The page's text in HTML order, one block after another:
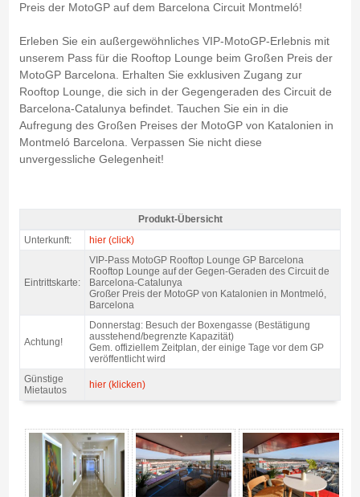
Preis der MotoGP auf dem Barcelona Circuit Montmeló!
Erleben Sie ein außergewöhnliches VIP-MotoGP-Erlebnis mit
unserem Pass für die Rooftop Lounge beim Großen Preis der
MotoGP Barcelona. Erhalten Sie exklusiven Zugang zur
Rooftop Lounge, die sich in der Gegengeraden des Circuit de
Barcelona-Catalunya befindet. Tauchen Sie ein in die
Aufregung des Großen Preises der MotoGP von Katalonien in
Montmeló Barcelona. Verpassen Sie nicht diese
unvergessliche Gelegenheit!
VIP Karte MotoGP ROOFTOP LOUNGE 2027 - Produkt-Übersicht
Produkt-Übersicht
Unterkunft:
hier (click)
Eintrittskarte:
VIP-Pass MotoGP Rooftop Lounge GP Barcelona
Rooftop Lounge auf der Gegen-Geraden des Circuit de
Barcelona-Catalunya
Großer Preis der MotoGP von Katalonien in Montmeló,
Barcelona
Achtung!
Donnerstag: Besuch der Boxengasse (Bestätigung
ausstehend/begrenzte Kapazität)
Gem. offiziellem Zeitplan, der einige Tage vor dem GP
veröffentlicht wird
Günstige
Mietautos
hier (klicken)